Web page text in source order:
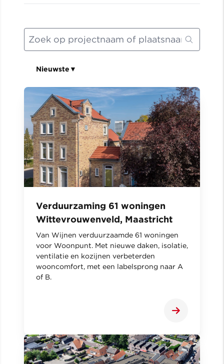
Nieuwste ▼
Verduurzaming 61 woningen
Wittevrouwenveld, Maastricht
Van Wijnen verduurzaamde 61 woningen
voor Woonpunt. Met nieuwe daken, isolatie,
ventilatie en kozijnen verbeterden
wooncomfort, met een labelsprong naar A
of B.